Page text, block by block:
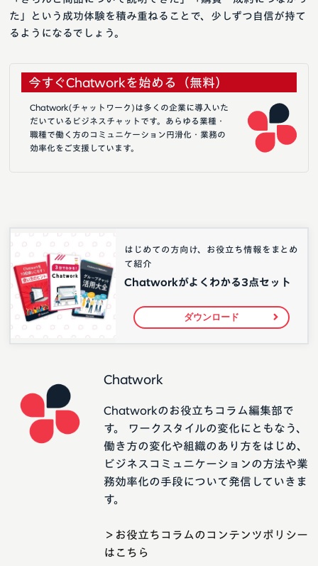
た」という成功体験を積み重ねることで、少しずつ自信が持て
るようになるでしょう。
今すぐChatworkを始める（無料）
Chatwork(チャットワーク)は多くの企業に導入いた
だいているビジネスチャットです。あらゆる業種・
職種で働く方のコミュニケーション円滑化・業務の
効率化をご支援しています。
はじめての方向け、お役立ち情報をまとめ
て紹介
Chatworkがよくわかる3点セット
ダウンロード
Chatwork
Chatworkのお役立ちコラム編集部で
す。 ワークスタイルの変化にともなう、
働き方の変化や組織のあり方をはじめ、
ビジネスコミュニケーションの方法や業
務効率化の手段について発信していきま
す。
＞お役立ちコラムのコンテンツポリシー
はこちら